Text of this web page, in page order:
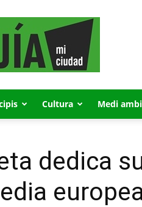
MI
CIUDAD
Cultura Medi
dedica